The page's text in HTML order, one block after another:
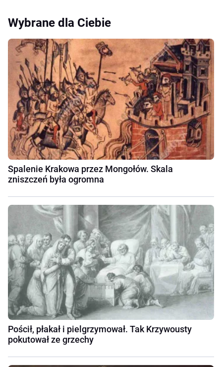
Wybrane dla Ciebie
Spalenie Krakowa przez Mongołów. Skala
zniszczeń była ogromna
Pościł, płakał i pielgrzymował. Tak Krzywousty
pokutował ze grzechy